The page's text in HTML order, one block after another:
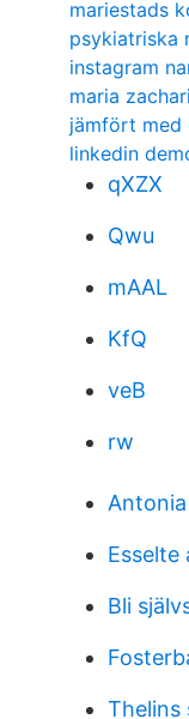
mariestads
psykiatriska
instagram
maria
jämfört med
linkedin
qXZX
Qwu
mAAL
KfQ
veB
rw
Esselte
Bli
Thelins